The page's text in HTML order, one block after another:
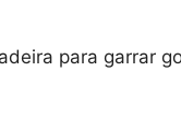
para garrar